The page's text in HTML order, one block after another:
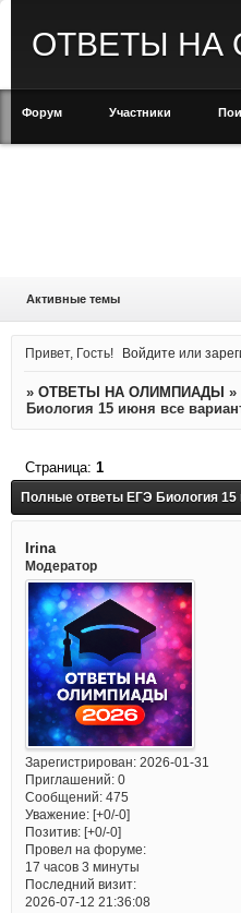
ОТВЕТЫ НА
Форум Участники
Активные темы
Привет, Гость! Войдите или
» ОТВЕТЫ НА ОЛИМПИАДЫ »
Биология 15 июня все
Полные ответы ЕГЭ Биология
Страница: 1
Irina
Модератор
Зарегистрирован: 2026-01-31
Приглашений:0
Сообщений:475
Уважение: [+0/-0]
Позитив: [+0/-0]
Провел на форуме:
17 часов 3 минуты
Последний визит:
2026-07-12 21:36:08